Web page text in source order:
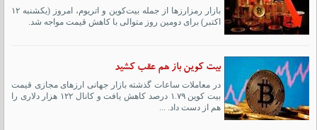
بازار رمزارزها از جمله بیت‌کوین و اتریوم، امروز (یکشنبه ۱۲
اکتبر) برای دومین روز متوالی با کاهش قیمت مواجه شد.
بیت کوین باز هم عقب کشید
در معاملات ساعات گذشته بازار جهانی ارزهای مجازی قیمت
بیت کوین ۱.۷۹ درصد کاهش یافت و کانال ۱۲۲ هزار دلاری را
هم از دست داد. ...